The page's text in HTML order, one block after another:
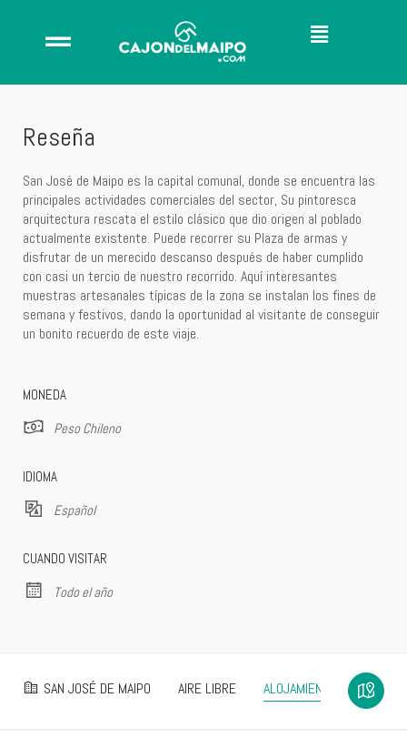
Reseña
San José de Maipo es la capital comunal, donde se encuentra las
principales actividades comerciales del sector, Su pintoresca
arquitectura rescata el estilo clásico que dio origen al poblado
actualmente existente. Puede recorrer su Plaza de armas y
disfrutar de un merecido descanso después de haber cumplido
con casi un tercio de nuestro recorrido. Aquí interesantes
muestras artesanales típicas de la zona se instalan los fines de
semana y festivos, dando la oportunidad al visitante de conseguir
un bonito recuerdo de este viaje.
MONEDA
Peso Chileno
IDIOMA
Español
CUANDO VISITAR
Todo el año
SAN JOSÉ DE MAIPO AIRE LIBRE ALOJAMIENTOS